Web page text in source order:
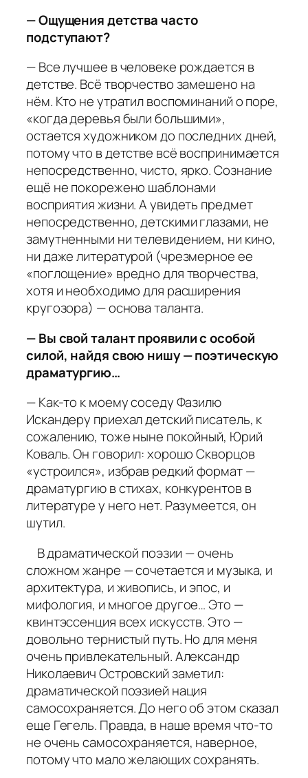
— Ощущения детства часто
подступают?
— Все лучшее в человеке рождается в
детстве. Всё творчество замешено на
нём. Кто не утратил воспоминаний о поре,
«когда деревья были большими»,
остается художником до последних дней,
потому что в детстве всё воспринимается
непосредственно, чисто, ярко. Сознание
ещё не покорежено шаблонами
восприятия жизни. А увидеть предмет
непосредственно, детскими глазами, не
замутненными ни телевидением, ни кино,
ни даже литературой (чрезмерное ее
«поглощение» вредно для творчества,
хотя и необходимо для расширения
кругозора) — основа таланта.
— Вы свой талант проявили с особой
силой, найдя свою нишу — поэтическую
драматургию…
— Как-то к моему соседу Фазилю
Искандеру приехал детский писатель, к
сожалению, тоже ныне покойный, Юрий
Коваль. Он говорил: хорошо Скворцов
«устроился», избрав редкий формат —
драматургию в стихах, конкурентов в
литературе у него нет. Разумеется, он
шутил.
В драматической поэзии — очень
сложном жанре — сочетается и музыка, и
архитектура, и живопись, и эпос, и
мифология, и многое другое… Это —
квинтэссенция всех искусств. Это —
довольно тернистый путь. Но для меня
очень привлекательный. Александр
Николаевич Островский заметил:
драматической поэзией нация
самосохраняется. До него об этом сказал
еще Гегель. Правда, в наше время что-то
не очень самосохраняется, наверное,
потому что мало желающих сохранять.